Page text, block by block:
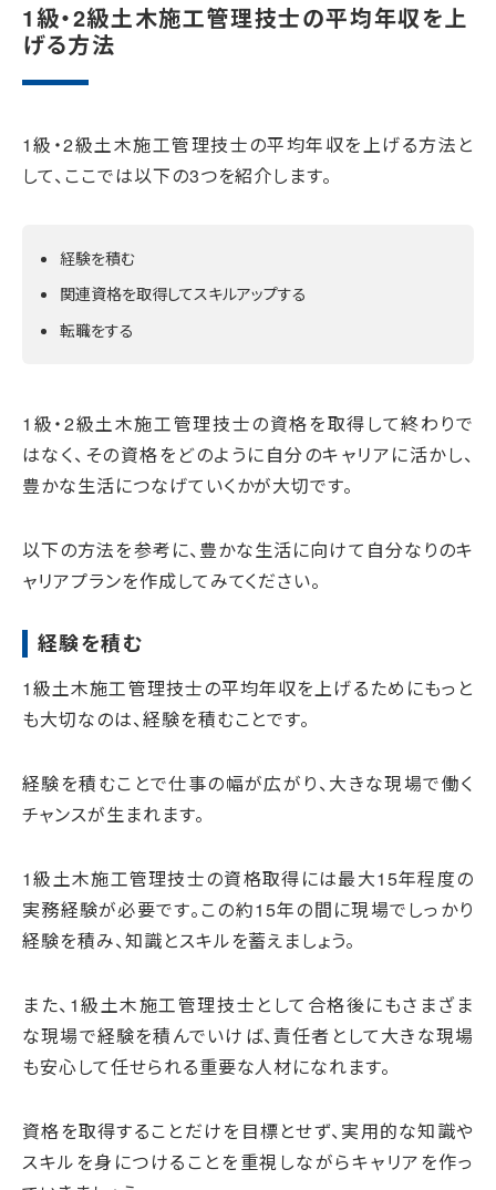
1級・2級土木施工管理技士の平均年収を上
げる方法
1級・2級土木施工管理技士の平均年収を上げる方法と
して、ここでは以下の3つを紹介します。
経験を積む
関連資格を取得してスキルアップする
転職をする
1級・2級土木施工管理技士の資格を取得して終わりで
はなく、その資格をどのように自分のキャリアに活かし、
豊かな生活につなげていくかが大切です。
以下の方法を参考に、豊かな生活に向けて自分なりのキ
ャリアプランを作成してみてください。
経験を積む
1級土木施工管理技士の平均年収を上げるためにもっと
も大切なのは、経験を積むことです。
経験を積むことで仕事の幅が広がり、大きな現場で働く
チャンスが生まれます。
1級土木施工管理技士の資格取得には最大15年程度の
実務経験が必要です。この約15年の間に現場でしっかり
経験を積み、知識とスキルを蓄えましょう。
また、1級土木施工管理技士として合格後にもさまざま
な現場で経験を積んでいけば、責任者として大きな現場
も安心して任せられる重要な人材になれます。
資格を取得することだけを目標とせず、実用的な知識や
スキルを身につけることを重視しながらキャリアを作っ